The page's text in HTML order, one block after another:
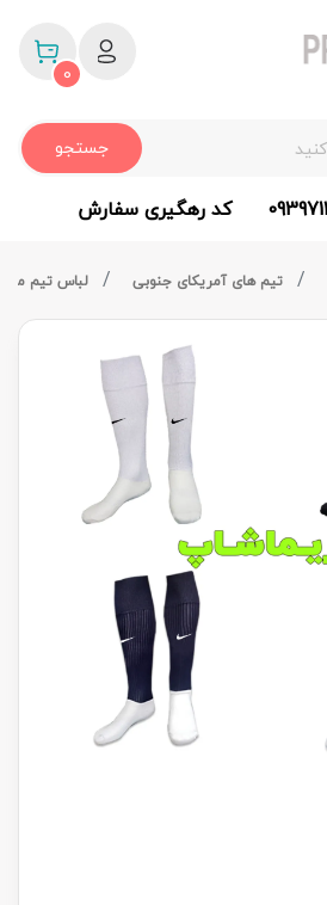
جستجو
0
کد رهگیری سفارش
تیم های آمریکای جنوبی لباس تیم ملی